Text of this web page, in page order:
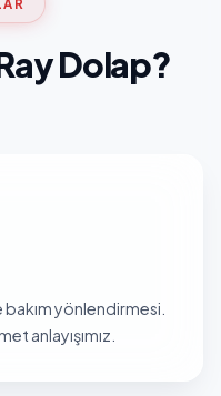
Dolap?
yönlendirmesi.
anlayışımız.